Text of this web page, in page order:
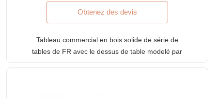
Obtenez des devis
Tableau commercial en bois solide de série de
tables de FR avec le dessus de table modelé par